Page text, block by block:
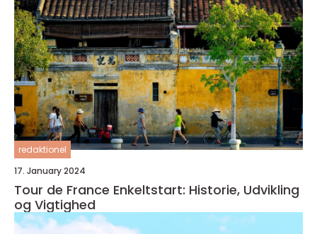
redaktionel
17. January 2024
Tour de France Enkeltstart: Historie, Udvikling
og Vigtighed